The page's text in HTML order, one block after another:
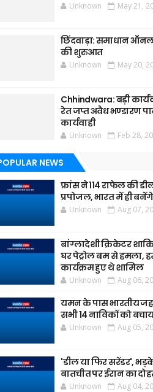
Unknown May 21,
छिंदवाड़ा: समाधान
की शुरुआत
Unknown May 20,
Chhindwara: बड़ी
रेत जप्त अवैध भण्डारण
कार्यवाही
Unknown Feb 28,
NEWS
फ्रांस ने 114 राफेल की
प्रपोजल, भारत में ही
Unknown Aug 07,
बांग्लादेशी क्रिकेटर
घर पेट्रोल बम से हमला,
कार्यक्रम हुए थे शामिल
Unknown Aug 06,
यमन के पास भारतीय
सभी 14 नाविकों को
Unknown Aug 05,
'डील या फिर सरेंडर',
बातचीत पर ईरान का
Unknown Aug 04,